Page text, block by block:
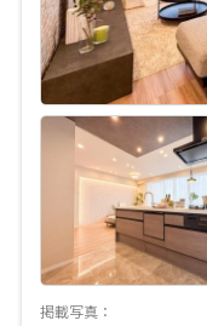
掲載写真：